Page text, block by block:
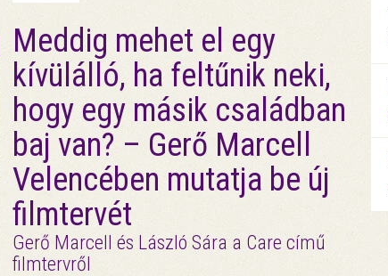
Meddig mehet el egy
kívülálló, ha feltűnik neki,
hogy egy másik családban
baj van? – Gerő Marcell
Velencében mutatja be új
filmtervét
Gerő Marcell és László Sára a Care című
filmtervről